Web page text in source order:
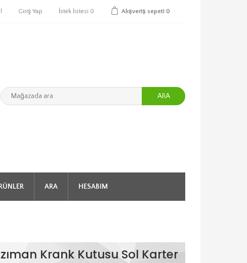
Giriş Yap İstek listesi 0 Alışveriş sepeti 0
ARA
ARA HESABIM
Krank Kutusu Sol Karter